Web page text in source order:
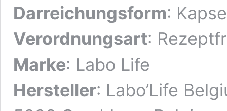
Darreichungsform:
Verordnungsart:
Marke: Labo Life
Hersteller: Labo’Life